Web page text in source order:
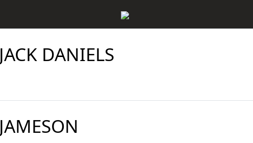
JACK DANIELS
JAMESON